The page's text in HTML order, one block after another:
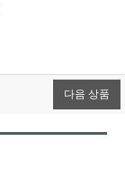
다음 상품